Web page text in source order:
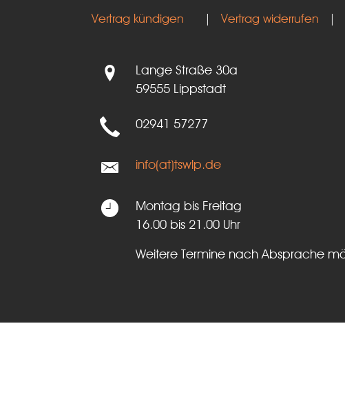
Vertrag kündigen |Vertrag widerrufen |
Lange Straße 30a
59555 Lippstadt
02941 57277
info(at)tswlp.de
Montag bis Freitag
16.00 bis 21.00 Uhr
Weitere Termine nach Absprache